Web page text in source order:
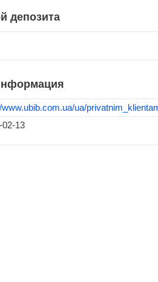
депозита
www.ubib.com.ua/ua/
02-13